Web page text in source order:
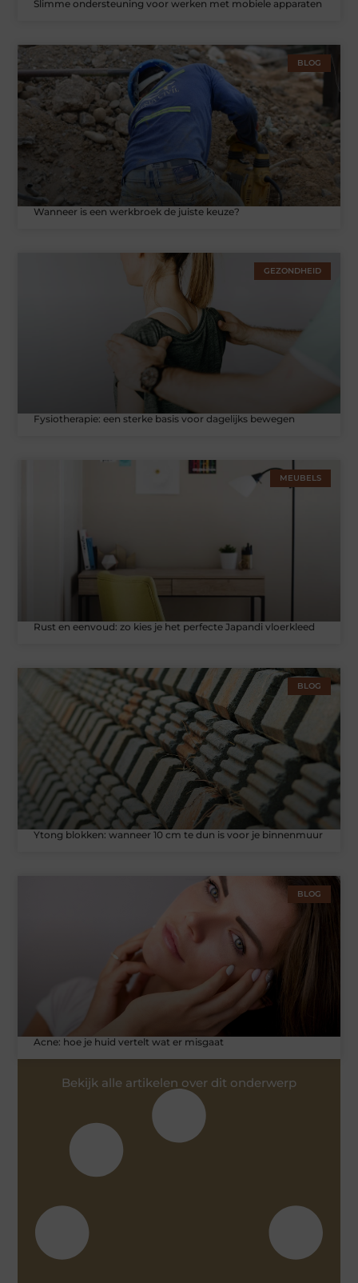
Slimme ondersteuning voor werken met mobiele apparaten
BLOG
Wanneer is een werkbroek de juiste keuze?
GEZONDHEID
Fysiotherapie: een sterke basis voor dagelijks bewegen
MEUBELS
Rust en eenvoud: zo kies je het perfecte Japandi vloerkleed
BLOG
Ytong blokken: wanneer 10 cm te dun is voor je binnenmuur
BLOG
Acne: hoe je huid vertelt wat er misgaat
Bekijk alle artikelen over dit onderwerp